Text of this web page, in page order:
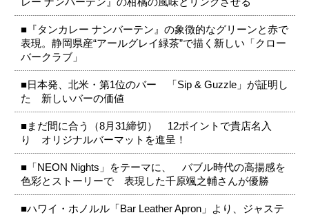
■『タンカレー ナンバーテン』の象徴的なグリーンと赤で
表現。静岡県産“アールグレイ緑茶”で描く新しい「クロー
バークラブ」
■日本発、北米・第1位のバー 「Sip & Guzzle」が証明し
た 新しいバーの価値
■まだ間に合う（8月31締切） 12ポイントで貴店名入
り オリジナルバーマットを進呈！
■「NEON Nights」をテーマに、 バブル時代の高揚感を
色彩とストーリーで 表現した千原颯之輔さんが優勝
■ハワイ・ホノルル「Bar Leather Apron」より、ジャステ